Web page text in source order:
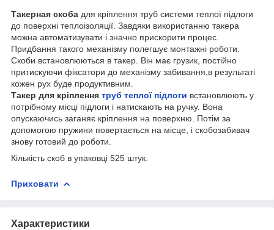
Такерная скоба для кріплення труб системи теплої підлоги
до поверхні теплоізоляції. Завдяки використанню такера
можна автоматизувати і значно прискорити процес.
Придбання такого механізму полегшує монтажні роботи.
Скоби встановлюються в такер. Він має грузик, постійно
притискуючи фіксатори до механізму забивання,в результаті
кожен рух буде продуктивним.
Такер для кріплення труб теплої підлоги встановлюють у
потрібному місці підлоги і натискають на ручку. Вона
опускаючись заганяє кріплення на поверхню. Потім за
допомогою пружини повертається на місце, і скобозабивач
знову готовий до роботи.
Кількість скоб в упаковці 525 штук.
Приховати
Характеристики